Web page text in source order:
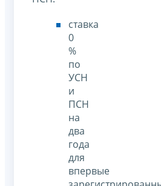
ставка
0
%
по
УСН
и
ПСН
на
два
года
для
впервые